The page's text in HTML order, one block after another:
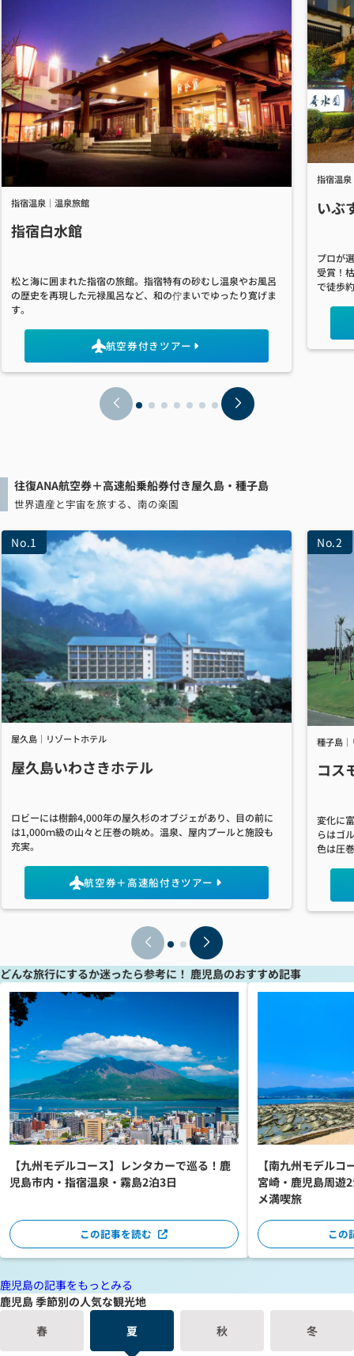
指宿温泉｜温泉旅館
指宿白水館
松と海に囲まれた指宿の旅館。指宿特有の砂むし温泉やお風呂
の歴史を再現した元禄風呂など、和の佇まいでゆったり寛げま
す。
航空券付きツアー
指宿温
いぶ
プロが
受賞！
で徒歩
往復ANA航空券＋高速船乗船券付き屋久島・種子島
世界遺産と宇宙を旅する、南の楽園
屋久島｜リゾートホテル
屋久島いわさきホテル
ロビーには樹齢4,000年の屋久杉のオブジェがあり、目の前に
は1,000ｍ級の山々と圧巻の眺め。温泉、屋内プールと施設も
充実。
航空券＋高速船付きツアー
種子島
コス
変化に
らはゴ
色は圧
どんな旅行にするか迷ったら参考に！ 鹿児島のおすすめ記事
【九州モデルコース】レンタカーで巡る！鹿
児島市内・指宿温泉・霧島2泊3日
この記事を読む
【南九州モデル
宮崎・鹿児島周遊
メ満喫旅
この
鹿児島の記事をもっとみる
鹿児島 季節別の人気な観光地
春
夏 秋 冬